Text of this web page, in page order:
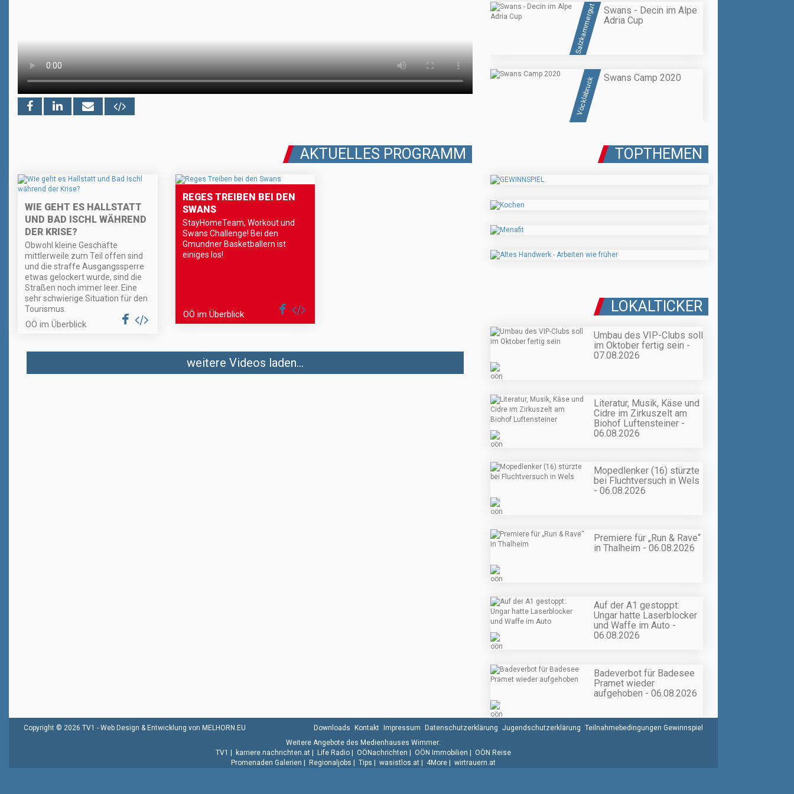
Salzkammergut
Swans - Decin im Alpe
Adria Cup
Vöcklabruck Swans Camp 2020
AKTUELLES PROGRAMM
WIE GEHT ES HALLSTATT
UND BAD ISCHL WÄHREND
DER KRISE?
Obwohl kleine Geschäfte
mittlerweile zum Teil offen sind
und die straffe Ausgangssperre
etwas gelockert wurde, sind die
Straßen noch immer leer. Eine
sehr schwierige Situation für den
Tourismus.
OÖ im Überblick
REGES TREIBEN BEI DEN
SWANS
StayHomeTeam, Workout und
Swans Challenge! Bei den
Gmundner Basketballern ist
einiges los!
OÖ im Überblick
weitere Videos laden...
TOPTHEMEN
LOKALTICKER
Umbau des VIP-Clubs soll
im Oktober fertig sein -
07.08.2026
Literatur, Musik, Käse und
Cidre im Zirkuszelt am
Biohof Luftensteiner -
06.08.2026
Mopedlenker (16) stürzte
bei Fluchtversuch in Wels
- 06.08.2026
Premiere für „Run & Rave“
in Thalheim - 06.08.2026
Auf der A1 gestoppt:
Ungar hatte Laserblocker
und Waffe im Auto -
06.08.2026
Badeverbot für Badesee
Pramet wieder
aufgehoben - 06.08.2026
Copyright © 2026 TV1 - Web Design & Entwicklung von MELHORN.EU Downloads Kontakt Impressum Datenschutzerklärung Jugendschutzerklärung Teilnahmebedingungen Gewinnspiel
Weitere Angebote des Medienhauses Wimmer:
TV1 | karriere.nachrichten.at | Life Radio | OÖNachrichten | OÖN Immobilien | OÖN Reise
Promenaden Galerien | Regionaljobs | Tips | wasistlos.at | 4More | wirtrauern.at